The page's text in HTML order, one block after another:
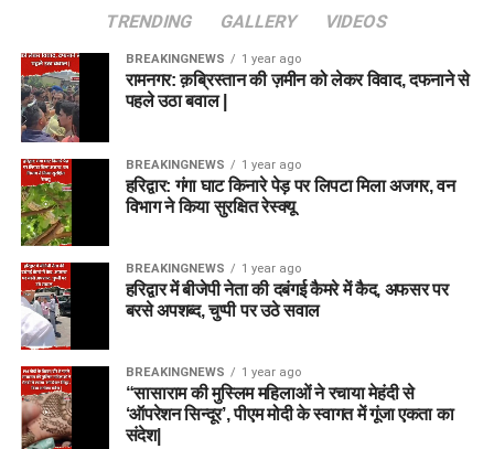
TRENDING GALLERY VIDEOS
BREAKINGNEWS 1 year ago
रामनगर: क़ब्रिस्तान की ज़मीन को लेकर विवाद, दफनाने से
पहले उठा बवाल |
BREAKINGNEWS 1 year ago
हरिद्वार: गंगा घाट किनारे पेड़ पर लिपटा मिला अजगर, वन
विभाग ने किया सुरक्षित रेस्क्यू
BREAKINGNEWS 1 year ago
हरिद्वार में बीजेपी नेता की दबंगई कैमरे में कैद, अफसर पर
बरसे अपशब्द, चुप्पी पर उठे सवाल
BREAKINGNEWS 1 year ago
“सासाराम की मुस्लिम महिलाओं ने रचाया मेहंदी से
‘ऑपरेशन सिन्दूर’, पीएम मोदी के स्वागत में गूंजा एकता का
संदेश|